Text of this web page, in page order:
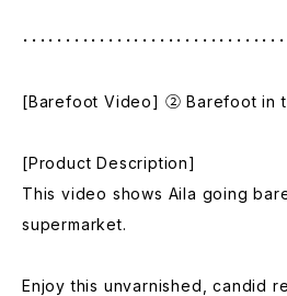
･･････････････････････････････
[Barefoot Video] ② Barefoot in
[Product Description]
This video shows Aila going
supermarket.
Enjoy this unvarnished, candid